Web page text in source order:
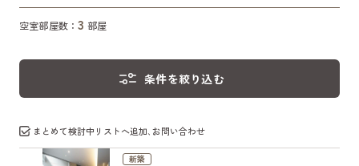
空室部屋数：3 部屋
条件を絞り込む
まとめて検討中リストへ追加､お問い合わせ
新築